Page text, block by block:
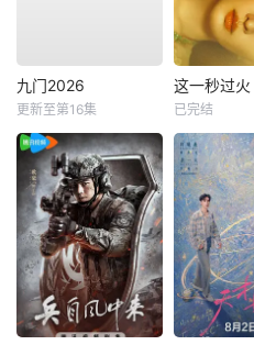
九门2026
更新至第16集
这一秒过火
已完结